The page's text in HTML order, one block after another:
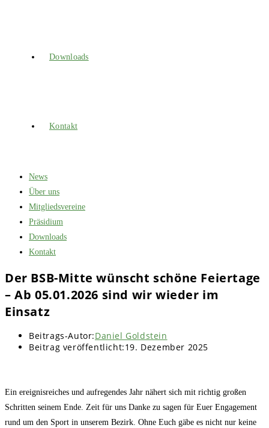
Downloads
Kontakt
News
Über uns
Mitgliedsvereine
Präsidium
Downloads
Kontakt
Der BSB-Mitte wünscht schöne Feiertage
– Ab 05.01.2026 sind wir wieder im
Einsatz
Beitrags-Autor:Daniel Goldstein
Beitrag veröffentlicht:19. Dezember 2025
Ein ereignisreiches und aufregendes Jahr nähert sich mit richtig großen
Schritten seinem Ende. Zeit für uns Danke zu sagen für Euer Engagement
rund um den Sport in unserem Bezirk. Ohne Euch gäbe es nicht nur keine